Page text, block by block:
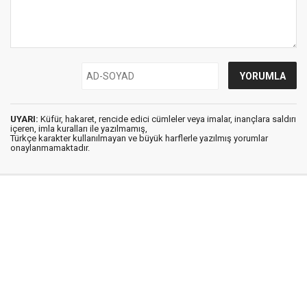
UYARI: Küfür, hakaret, rencide edici cümleler veya imalar, inançlara saldırı
içeren, imla kuralları ile yazılmamış,
Türkçe karakter kullanılmayan ve büyük harflerle yazılmış yorumlar
onaylanmamaktadır.